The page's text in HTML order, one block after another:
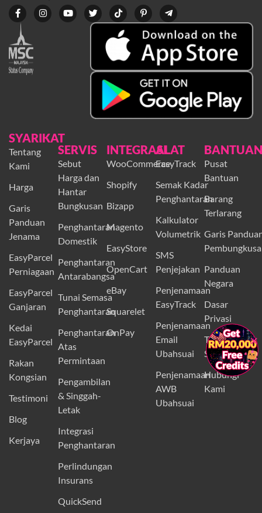
SYARIKAT
Tentang
Kami
Harga
Garis
Panduan
Jenama
EasyParcel
Perniagaan
EasyParcel
Ganjaran
Kedai
EasyParcel
Rakan
Kongsian
Testimoni
Blog
Kerjaya
SERVIS
Sebut
Harga dan
Hantar
Bungkusan
Penghantaran
Domestik
Penghantaran
Antarabangsa
Tunai Semasa
Penghantaran
Penghantaran
Atas
Permintaan
Pengambilan
& Singgah-
Letak
Integrasi
Penghantaran
Perlindungan
Insurans
QuickSend
INTEGRASI
WooCommerce
Shopify
Bizapp
Magento
EasyStore
OpenCart
eBay
Squarelet
OnPay
ALAT
EasyTrack
Semak Kadar
Penghantaran
Kalkulator
Volumetrik
SMS
Penjejakan
Penjenamaan
EasyTrack
Penjenamaan
Email
Ubahsuai
Penjenamaan
AWB
Ubahsuai
Pusat
Bantuan
Barang
Terlarang
Garis
Panduan
Negara
Dasar
Privasi
Terma dan
Syarat
Hubungi
Kami
×